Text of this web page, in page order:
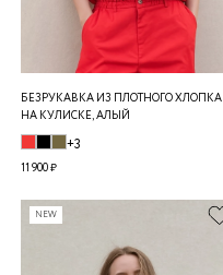
БЕЗРУКАВКА ИЗ ПЛОТНОГО ХЛОПКА
НА КУЛИСКЕ, АЛЫЙ
+3
11 900 ₽
NEW